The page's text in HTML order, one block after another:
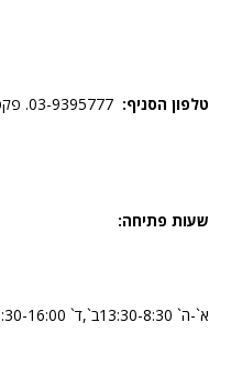
טלפון הסניף:
שעות פתיחה:
א`-ה` 13:30-8:30ב`,ד` 18:30-16:00ו` 11:30-8:30